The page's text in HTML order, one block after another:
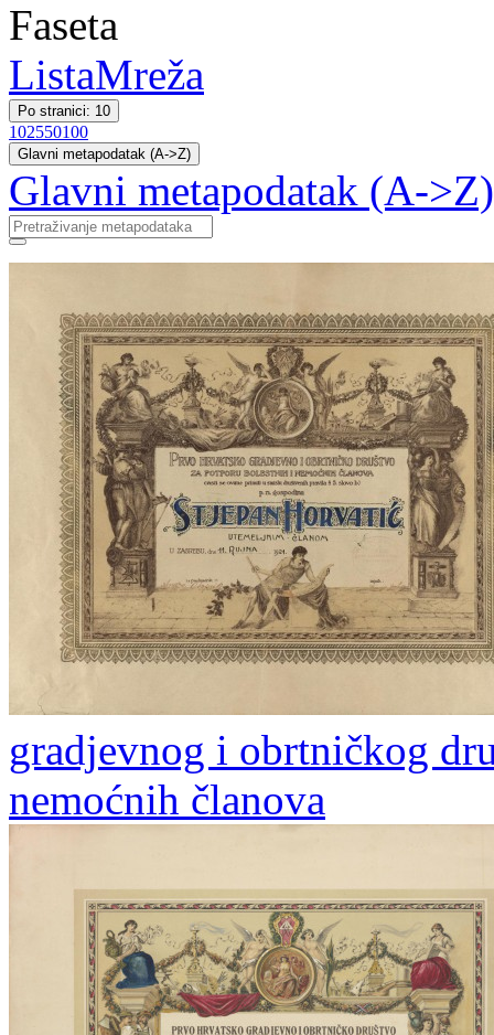
Faseta
ListaMreža
Po stranici: 10
102550100
Glavni metapodatak (A->Z)
Glavni metapodatak (A->Z)
gradjevnog i obrtničkog
nemoćnih članova